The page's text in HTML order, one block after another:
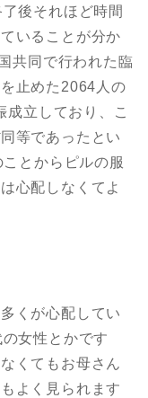
後それほど時間
いることが分か
共同で行われた臨
止めた2064人の
成立しており、こ
等であったとい
とからピルの服
心配しなくてよ
くが心配してい
女性とかです
くてもお母さん
よく見られます